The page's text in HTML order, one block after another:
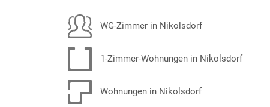
WG-Zimmer in Nikolsdorf
1-Zimmer-Wohnungen in Nikolsdorf
Wohnungen in Nikolsdorf